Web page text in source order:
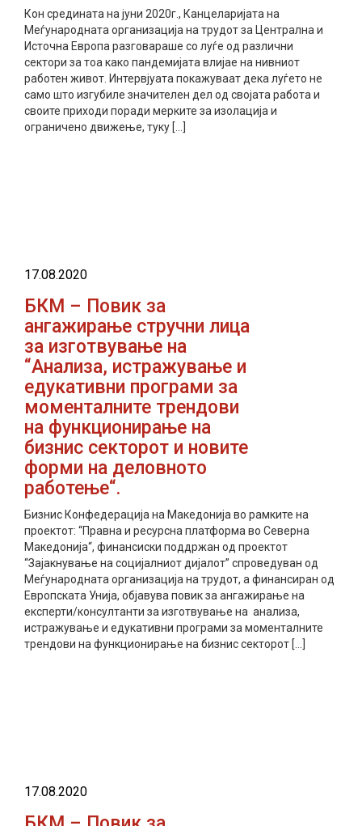
Кон средината на јуни 2020г., Канцеларијата на
Меѓународната организација на трудот за Централна и
Источна Европа разговараше со луѓе од различни
сектори за тоа како пандемијата влијае на нивниот
работен живот. Интервјуата покажуваат дека луѓето не
само што изгубиле значителен дел од својата работа и
своите приходи поради мерките за изолација и
ограничено движење, туку […]
17.08.2020
БКМ – Повик за
ангажирање стручни лица
за изготвување на
“Анализа, истражување и
едукативни програми за
моменталните трендови
на функционирање на
бизнис секторот и новите
форми на деловното
работење“.
Бизнис Конфедерација на Македонија во рамките на
проектот: “Правна и ресурсна платформа во Северна
Македонија“, финансиски поддржан oд проектот
“Зајакнување на социјалниот дијалот” спроведуван од
Меѓународната организација на трудот, а финансиран од
Европската Унија, објавува повик за ангажирање на
експерти/консултанти за изготвување на aнализа,
истражување и едукативни програми за моменталните
трендови на функционирање на бизнис секторот […]
17.08.2020